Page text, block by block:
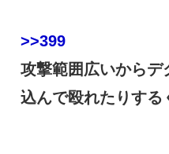
>>399
攻撃範囲広いからデ
込んで殴れたりする